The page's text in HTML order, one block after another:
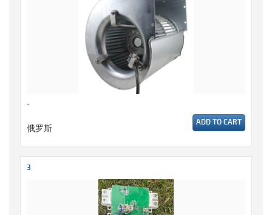
-
俄罗斯 ADD TO CART
3